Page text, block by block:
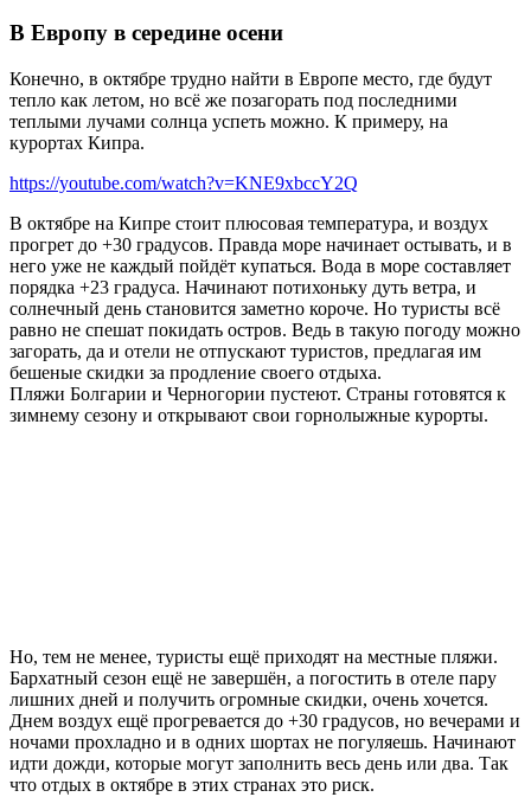
В Европу в середине осени
Конечно, в октябре трудно найти в Европе место, где будут
тепло как летом, но всё же позагорать под последними
теплыми лучами солнца успеть можно. К примеру, на
курортах Кипра.
https://youtube.com/watch?v=KNE9xbccY2Q
В октябре на Кипре стоит плюсовая температура, и воздух
прогрет до +30 градусов. Правда море начинает остывать, и в
него уже не каждый пойдёт купаться. Вода в море составляет
порядка +23 градуса. Начинают потихоньку дуть ветра, и
солнечный день становится заметно короче. Но туристы всё
равно не спешат покидать остров. Ведь в такую погоду можно
загорать, да и отели не отпускают туристов, предлагая им
бешеные скидки за продление своего отдыха.
Пляжи Болгарии и Черногории пустеют. Страны готовятся к
зимнему сезону и открывают свои горнолыжные курорты.
Но, тем не менее, туристы ещё приходят на местные пляжи.
Бархатный сезон ещё не завершён, а погостить в отеле пару
лишних дней и получить огромные скидки, очень хочется.
Днем воздух ещё прогревается до +30 градусов, но вечерами и
ночами прохладно и в одних шортах не погуляешь. Начинают
идти дожди, которые могут заполнить весь день или два. Так
что отдых в октябре в этих странах это риск.